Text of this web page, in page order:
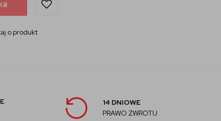
o produkt
14 DNIOWE
PRAWO ZWROTU